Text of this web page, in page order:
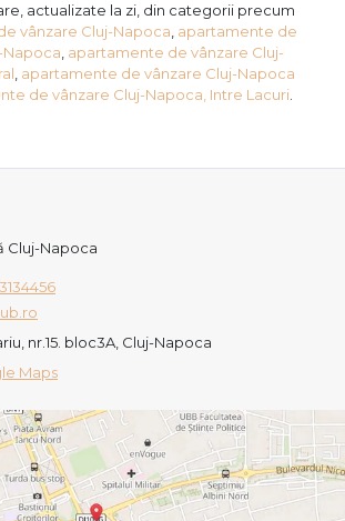
actualizate la zi, din categorii precum
vânzare Cluj-Napoca, apartamente de
Napoca, apartamente de vânzare Cluj-
, apartamente de vânzare Cluj-Napoca
de vânzare Cluj-Napoca, Intre Lacuri.
Cluj-Napoca
nr.15. bloc3A, Cluj-Napoca
Maps